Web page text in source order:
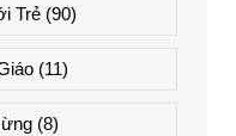
Trẻ (90)
(11)
(8)